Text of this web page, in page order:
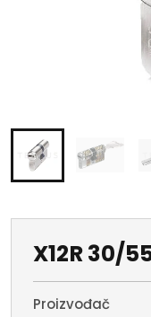
X12R 30/
Proizvođač